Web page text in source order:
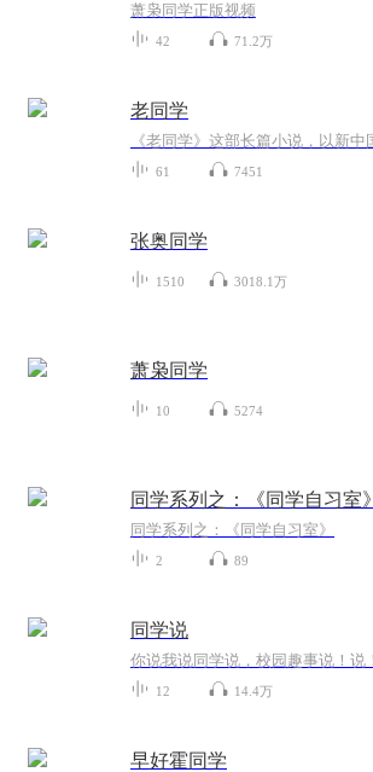
萧枭同学正版视频
42 71.2万
老同学
61 7451
张奥同学
1510 3018.1万
萧枭同学
10 5274
同学系列之：《同学自习室》
同学系列之：《同学自习室》
2 89
同学说
12 14.4万
早好霍同学